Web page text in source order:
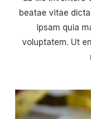
beatae vitae
ipsam quia
voluptatem. Ut